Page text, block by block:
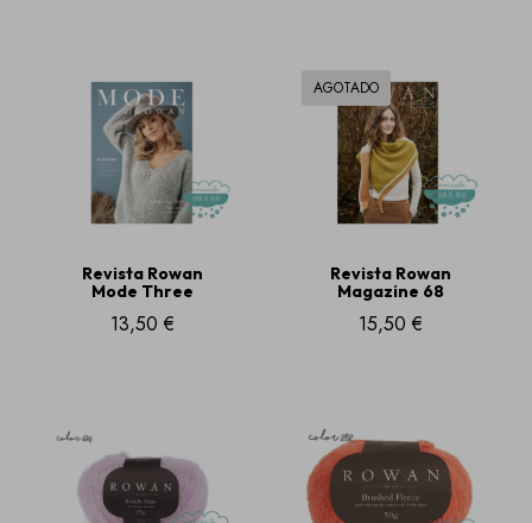
Revista Rowan
Mode Three
13,50 €
AGOTADO
Revista Rowan
Magazine 68
15,50 €